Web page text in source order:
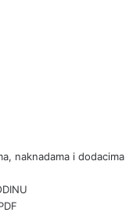
naknadama i dodacima